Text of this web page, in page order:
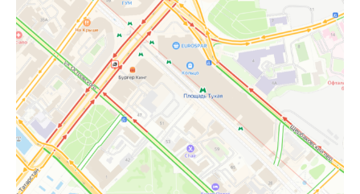
ВОДНЫЕ ВИДЫ СПОРТА
ХОККЕЙ С МЯЧОМ
ОБРАЗОВАНИЕ
ПРОИСШЕСТВИЯ